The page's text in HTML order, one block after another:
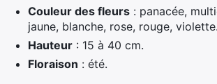
Couleur des fleurs : panacée,
jaune, blanche, rose, rouge, violette.
Hauteur : 15 à 40 cm.
Floraison : été.